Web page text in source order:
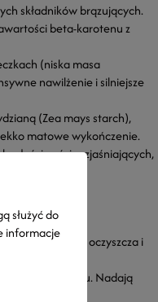
składników brązujących.
beta-karotenu z
(niska masa
nawilżenie i silniejsze
(Zea mays starch),
matowe wykończenie.
właściwości rozjaśniających,
C, tonizuje, oczyszcza i
beta-karotenu. Nadają
służyć do
informacje